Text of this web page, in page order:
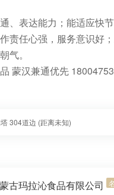
、表达能力；能适应快
责任心强，服务意识好
气。
蒙汉兼通优先
304道边 (距离未知)
古玛拉沁食品有限公司